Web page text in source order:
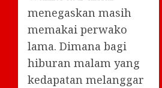
menegaskan masih
memakai perwako
lama. Dimana bagi
hiburan malam yang
kedapatan melanggar